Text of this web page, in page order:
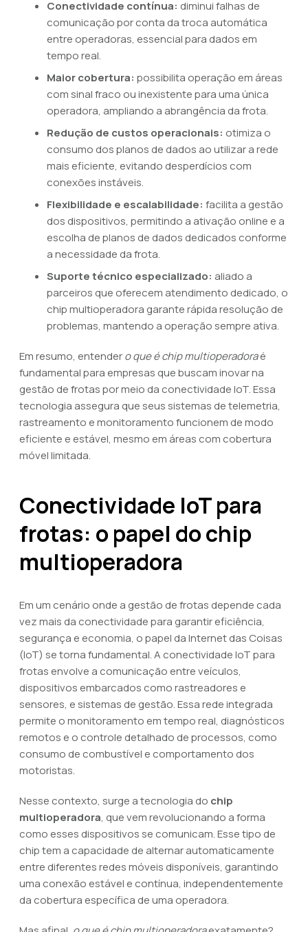
Conectividade contínua: diminui falhas de
comunicação por conta da troca automática
entre operadoras, essencial para dados em
tempo real.
Maior cobertura: possibilita operação em áreas
com sinal fraco ou inexistente para uma única
operadora, ampliando a abrangência da frota.
Redução de custos operacionais: otimiza o
consumo dos planos de dados ao utilizar a rede
mais eficiente, evitando desperdícios com
conexões instáveis.
Flexibilidade e escalabilidade: facilita a gestão
dos dispositivos, permitindo a ativação online e a
escolha de planos de dados dedicados conforme
a necessidade da frota.
Suporte técnico especializado: aliado a
parceiros que oferecem atendimento dedicado, o
chip multioperadora garante rápida resolução de
problemas, mantendo a operação sempre ativa.
Em resumo, entendero que é chip multioperadoraé
fundamental para empresas que buscam inovar na
gestão de frotas por meio da conectividade IoT. Essa
tecnologia assegura que seus sistemas de telemetria,
rastreamento e monitoramento funcionem de modo
eficiente e estável, mesmo em áreas com cobertura
móvel limitada.
Conectividade IoT para
frotas: o papel do chip
multioperadora
Em um cenário onde a gestão de frotas depende cada
vez mais da conectividade para garantir eficiência,
segurança e economia, o papel da Internet das Coisas
(IoT) se torna fundamental. A conectividade IoT para
frotas envolve a comunicação entre veículos,
dispositivos embarcados como rastreadores e
sensores, e sistemas de gestão. Essa rede integrada
permite o monitoramento em tempo real, diagnósticos
remotos e o controle detalhado de processos, como
consumo de combustível e comportamento dos
motoristas.
Nesse contexto, surge a tecnologia do chip
multioperadora, que vem revolucionando a forma
como esses dispositivos se comunicam. Esse tipo de
chip tem a capacidade de alternar automaticamente
entre diferentes redes móveis disponíveis, garantindo
uma conexão estável e contínua, independentemente
da cobertura específica de uma operadora.